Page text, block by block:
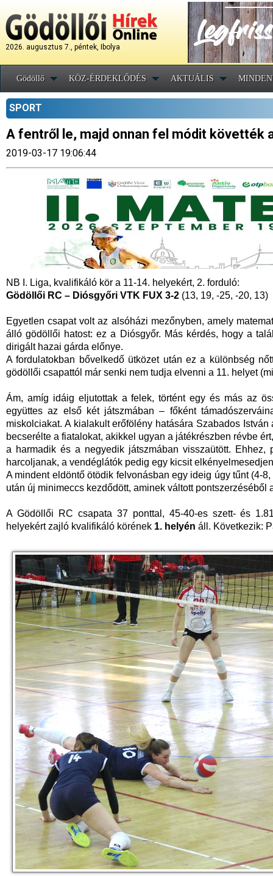
2026. augusztus 7., péntek, Ibolya
Gödöllő KÖZ-ÉRDEKLŐDÉS AKTUÁLIS
SPORT
A fentről le, majd onnan fel módit követték
2019-03-17 19:06:44
NB I. Liga, kvalifikáló kör a 11-14. helyekért, 2. forduló:
Gödöllői RC – Diósgyőri VTK FUX 3-2 (13, 19, -25, -20, 13)
Egyetlen csapat volt az alsóházi mezőnyben, amely
álló gödöllői hatost: ez a Diósgyőr. Más kérdés, hogy a
dirigált hazai gárda előnye.
A fordulatokban bővelkedő ütközet után ez a különbség
gödöllői csapattól már senki nem tudja elvenni a 11. helyet
Ám, amíg idáig eljutottak a felek, történt egy és más az
együttes az első két játszmában – főként
miskolciakat. A kialakult erőfölény hatására Szabados
becserélte a fiatalokat, akikkel ugyan a játékrészben révbe
a harmadik és a negyedik játszmában visszaütött.
harcoljanak, a vendéglátók pedig egy kicsit
A mindent eldöntő ötödik felvonásban egy ideig úgy tűnt (4-
után új minimeccs kezdődött, aminek váltott
A Gödöllői RC csapata 37 ponttal, 45-40-es szett- és
helyekért zajló kvalifikáló körének 1. helyén áll. Következik: